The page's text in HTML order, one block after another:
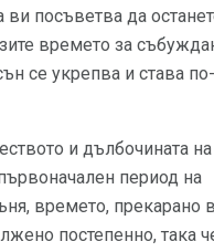
посъветва да
времето за
се укрепва и става
и дълбочината
период на
времето, прекарано
постепенно, така